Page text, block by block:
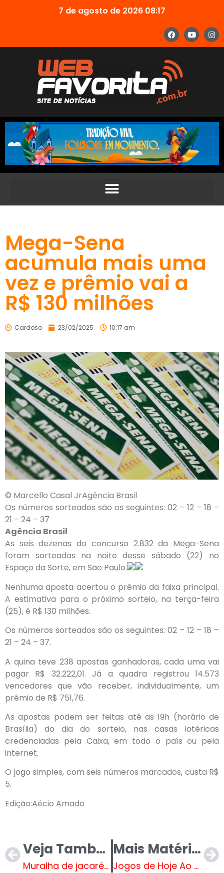
7 de agosto de 2026 08:17
Mega-Sena
acumula mais uma
vez e prêmio vai a
R$ 130 milhões
Cardoso 23/02/2025 10:17 am
© Marcello Casal JrAgência Brasil
Os números sorteados são os seguintes: 02 – 12 – 18 –
21 – 24 – 37
Agência Brasil
As seis dezenas do concurso 2.832 da Mega-Sena
foram sorteadas na noite desse sábado (22) no
Espaço da Sorte, em São Paulo.
Nenhuma aposta acertou o prêmio da faixa principal.
A estimativa para o próximo sorteio, na terça-feira
(25), é R$ 130 milhões.
Os números sorteados são os seguintes: 02 – 12 – 18 –
21 – 24 – 37.
A quina teve 238 apostas ganhadoras, cada uma vai
pagar R$ 32.222,01. Já a quadra registrou 14.573
vencedores que vão receber, individualmente, um
prêmio de R$ 751,76.
As apostas podem ser feitas até as 19h (horário de
Brasília) do dia do sorteio, nas casas lotéricas
credenciadas pela Caixa, em todo o país ou pela
internet.
O jogo simples, com seis números marcados, custa R$
5.
Edição:Aécio Amado
Veja Também
Muralha de jacarés: registro aéreo revela barreira impressionante no Pantanal
Mais Matérias
Jogos de Hoje Ao Vivo na TV (23/02) – Domingo – Onde Assistir e Horários